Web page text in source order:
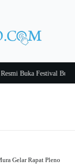
Festival Budaya Tira
Gelar Rapat Pleno